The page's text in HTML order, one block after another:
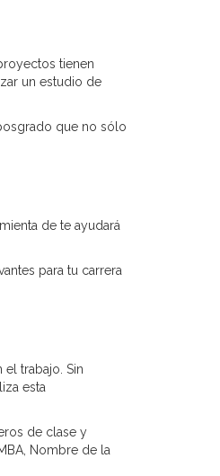
tienen
un estudio de
que no sólo
de te ayudará
para tu carrera
trabajo. Sin
esta
de clase y
Nombre de la